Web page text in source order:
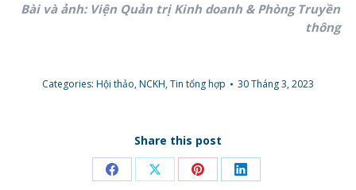
Bài và ảnh: Viện Quản trị Kinh doanh & Phòng Truyền
thông
Categories: Hội thảo, NCKH,Tin tổng hợp 30 Tháng 3, 2023
Share this post
Share Share Share Share